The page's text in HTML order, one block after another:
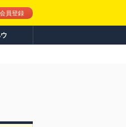
員登録